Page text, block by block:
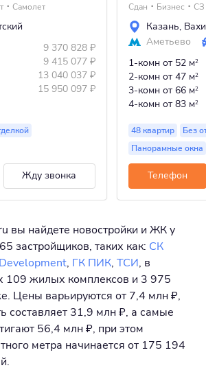
Самолет
9 370 828 ₽
9 415 077 ₽
13 040 037 ₽
15 950 097 ₽
Жду звонка
Сдан Бизнес
Казань,
Аметьево
1-комн от 52 м2
2-комн от 47 м2
3-комн от 66 м2
4-комн от 83 м2
48 квартир
Без
Панорамные окна
Телефон
вы найдете новостройки и ЖК у
застройщиков, таких как: СК
, ГК ПИК, ТСИ, в
109 жилых комплексов и 3 975
Цены варьируются от 7,4 млн ₽,
составляет 31,9 млн ₽, а самые
56,4 млн ₽, при этом
метра начинается от 175 194